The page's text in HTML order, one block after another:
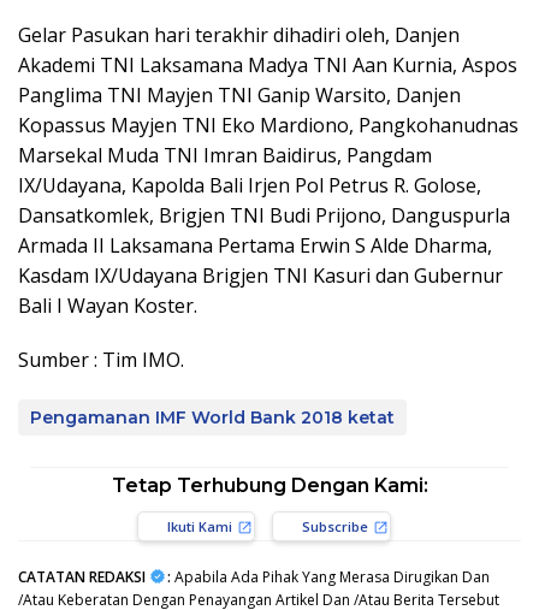
Gelar Pasukan hari terakhir dihadiri oleh, Danjen
Akademi TNI Laksamana Madya TNI Aan Kurnia, Aspos
Panglima TNI Mayjen TNI Ganip Warsito, Danjen
Kopassus Mayjen TNI Eko Mardiono, Pangkohanudnas
Marsekal Muda TNI Imran Baidirus, Pangdam
IX/Udayana, Kapolda Bali Irjen Pol Petrus R. Golose,
Dansatkomlek, Brigjen TNI Budi Prijono, Danguspurla
Armada II Laksamana Pertama Erwin S Alde Dharma,
Kasdam IX/Udayana Brigjen TNI Kasuri dan Gubernur
Bali I Wayan Koster.
Sumber : Tim IMO.
Pengamanan IMF World Bank 2018 ketat
Tetap Terhubung Dengan Kami:
Ikuti Kami Subscribe
CATATAN REDAKSI : Apabila Ada Pihak Yang Merasa Dirugikan Dan
/Atau Keberatan Dengan Penayangan Artikel Dan /Atau Berita Tersebut